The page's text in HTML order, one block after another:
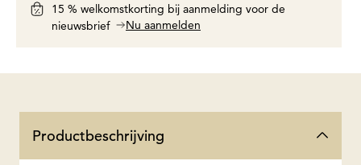
15 % welkomstkorting bij aanmelding voor de
nieuwsbrief
Nu aanmelden
Productbeschrijving